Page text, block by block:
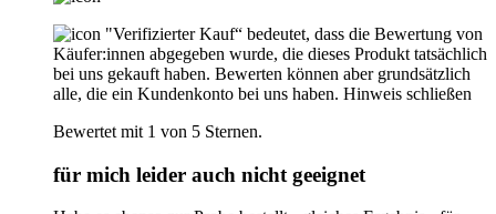
"Verifizierter Kauf“ bedeutet, dass die Bewertung von
Käufer:innen abgegeben wurde, die dieses Produkt tatsächlich
bei uns gekauft haben. Bewerten können aber grundsätzlich
alle, die ein Kundenkonto bei uns haben. Hinweis schließen
Bewertet mit 1 von 5 Sternen.
für mich leider auch nicht geeignet